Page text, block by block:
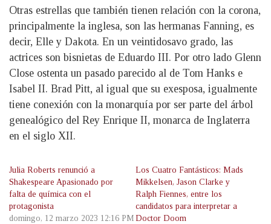
Otras estrellas que también tienen relación con la corona,
principalmente la inglesa, son las hermanas Fanning, es
decir, Elle y Dakota. En un veintidosavo grado, las
actrices son bisnietas de Eduardo III. Por otro lado Glenn
Close ostenta un pasado parecido al de Tom Hanks e
Isabel II. Brad Pitt, al igual que su exesposa, igualmente
tiene conexión con la monarquía por ser parte del árbol
genealógico del Rey Enrique II, monarca de Inglaterra
en el siglo XII.
Julia Roberts renunció a
Shakespeare Apasionado por
falta de química con el
protagonista
domingo, 12 marzo 2023 12:16 PM
Los Cuatro Fantásticos: Mads
Mikkelsen, Jason Clarke y
Ralph Fiennes, entre los
candidatos para interpretar a
Doctor Doom